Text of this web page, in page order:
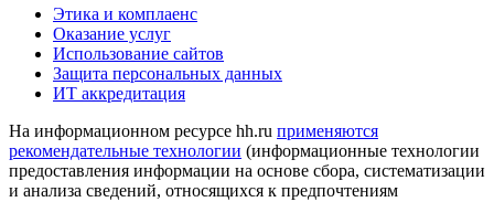
Этика и комплаенс
Оказание услуг
Использование сайтов
Защита персональных данных
ИТ аккредитация
На информационном ресурсе hh.ru применяются
рекомендательные технологии (информационные технологии
предоставления информации на основе сбора, систематизации
и анализа сведений, относящихся к предпочтениям